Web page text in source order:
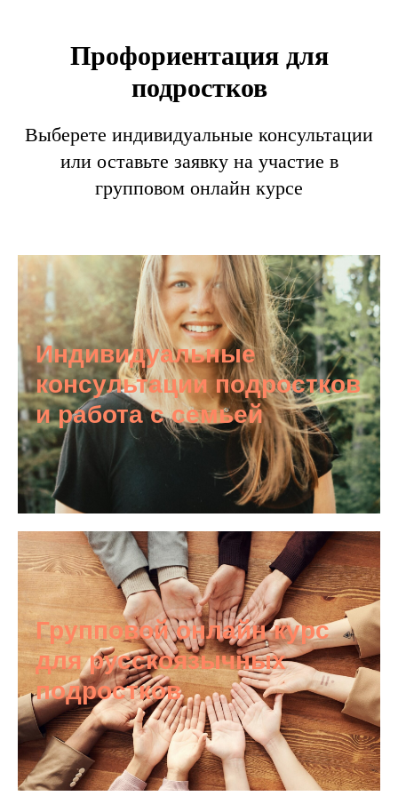
Профориентация для
подростков
Выберете индивидуальные консультации
или оставьте заявку на участие в
групповом онлайн курсе
Индивидуальные
консультации подростков
и работа с семьей
Групповой онлайн курс
для русскоязычных
подростков